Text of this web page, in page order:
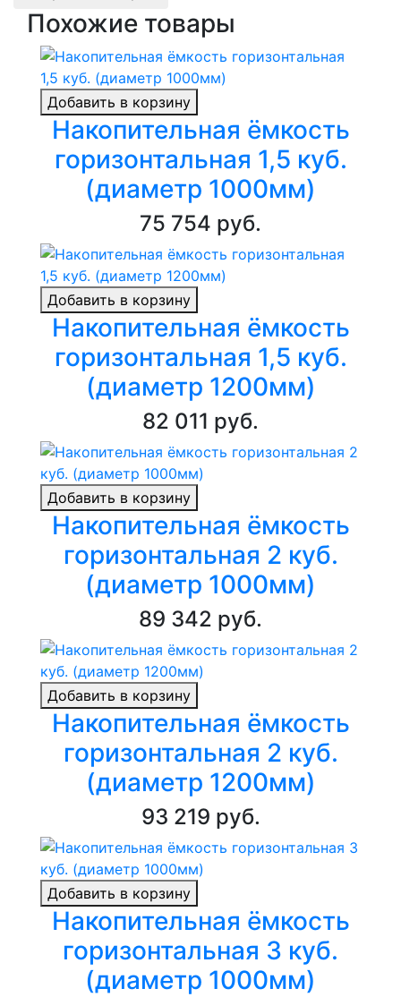
Похожие товары
Добавить в корзину
Накопительная ёмкость
горизонтальная 1,5 куб.
(диаметр 1000мм)
75 754 руб.
Добавить в корзину
Накопительная ёмкость
горизонтальная 1,5 куб.
(диаметр 1200мм)
82 011 руб.
Добавить в корзину
Накопительная ёмкость
горизонтальная 2 куб.
(диаметр 1000мм)
89 342 руб.
Добавить в корзину
Накопительная ёмкость
горизонтальная 2 куб.
(диаметр 1200мм)
93 219 руб.
Добавить в корзину
Накопительная ёмкость
горизонтальная 3 куб.
(диаметр 1000мм)